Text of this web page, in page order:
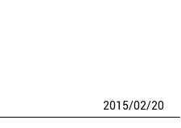
2015/02/20